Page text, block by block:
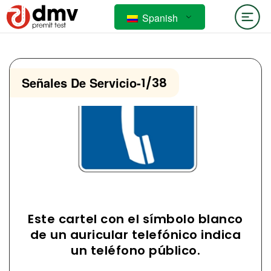
Spanish
Señales De Servicio-1/38
Este cartel con el símbolo blanco
de un auricular telefónico indica
un teléfono público.